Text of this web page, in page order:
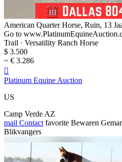
American Quarter Horse, Ruin, 13
Go to
Trail · Versatility Ranch Horse
$ 3.500
~ € 3.286

Platinum Equine Auction
US
Camp Verde AZ
mail Contact favorite Bewaren
Blikvangers